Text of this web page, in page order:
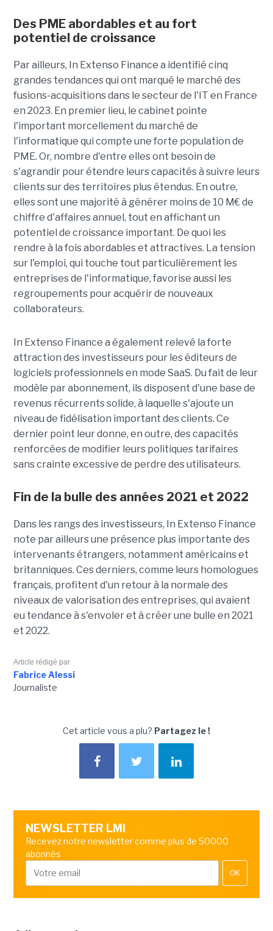
Des PME abordables et au fort
potentiel de croissance
Par ailleurs, In Extenso Finance a identifié cinq
grandes tendances qui ont marqué le marché des
fusions-acquisitions dans le secteur de l'IT en France
en 2023. En premier lieu, le cabinet pointe
l'important morcellement du marché de
l'informatique qui compte une forte population de
PME. Or, nombre d'entre elles ont besoin de
s'agrandir pour étendre leurs capacités à suivre leurs
clients sur des territoires plus étendus. En outre,
elles sont une majorité à générer moins de 10 M€ de
chiffre d'affaires annuel, tout en affichant un
potentiel de croissance important. De quoi les
rendre à la fois abordables et attractives. La tension
sur l'emploi, qui touche tout particulièrement les
entreprises de l'informatique, favorise aussi les
regroupements pour acquérir de nouveaux
collaborateurs.
In Extenso Finance a également relevé la forte
attraction des investisseurs pour les éditeurs de
logiciels professionnels en mode SaaS. Du fait de leur
modèle par abonnement, ils disposent d'une base de
revenus récurrents solide, à laquelle s'ajoute un
niveau de fidélisation important des clients. Ce
dernier point leur donne, en outre, des capacités
renforcées de modifier leurs politiques tarifaires
sans crainte excessive de perdre des utilisateurs.
Fin de la bulle des années 2021 et 2022
Dans les rangs des investisseurs, In Extenso Finance
note par ailleurs une présence plus importante des
intervenantsétrangers, notamment américainset
britanniques. Ces derniers, comme leurs homologues
français, profitent d'un retour à la normale des
niveaux de valorisation des entreprises, qui avaient
eu tendance à s'envoler et à créer une bulle en 2021
et 2022.
Article rédigé par
Fabrice Alessi
Journaliste
Cet article vous a plu? Partagez le !
NEWSLETTER LMI
Recevez notre newsletter comme plus de 50000
abonnés
OK